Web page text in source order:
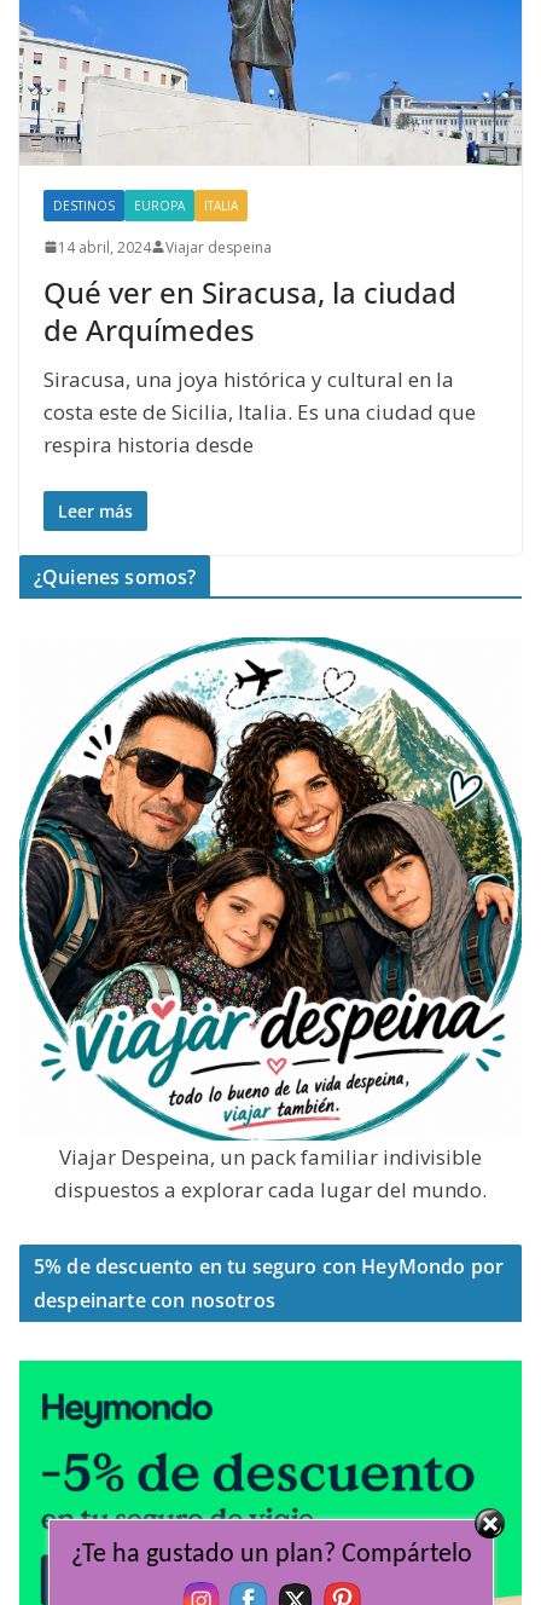
DESTINOS EUROPA ITALIA
14 abril, 2024 Viajar despeina
Qué ver en Siracusa, la ciudad
de Arquímedes
Siracusa, una joya histórica y cultural en la
costa este de Sicilia, Italia. Es una ciudad que
respira historia desde
Leer más
¿Quienes somos?
Viajar Despeina, un pack familiar indivisible
dispuestos a explorar cada lugar del mundo.
5% de descuento en tu seguro con HeyMondo por
despeinarte con nosotros
¿Te ha gustado un plan? Compártelo